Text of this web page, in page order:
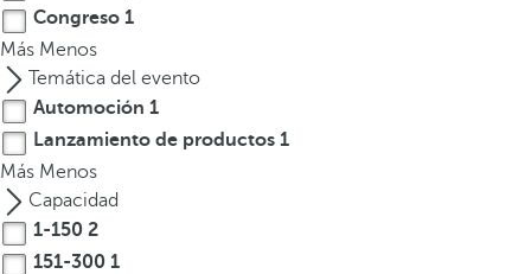
c
a
r
a
c
t
e
r
e
Congreso 1
Más Menos
Temática del evento
Automoción 1
Lanzamiento de productos 1
Más Menos
Capacidad
1-150 2
151-300 1